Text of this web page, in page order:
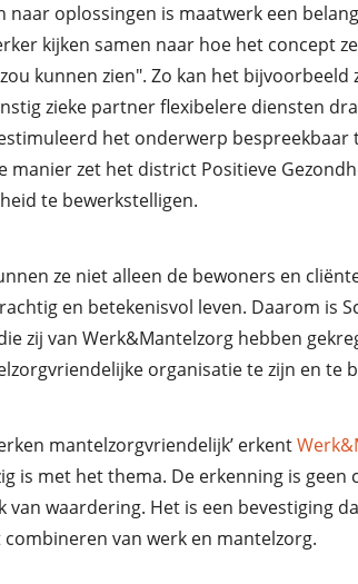
naar oplossingen is maatwerk een
kijken samen naar hoe het concept
kunnen zien". Zo kan het bijvoorbeeld
zieke partner flexibelere diensten
het onderwerp bespreekbaar
manier zet het district Positieve
te bewerkstelligen.
ze niet alleen de bewoners en
en betekenisvol leven. Daarom is
zij van Werk&Mantelzorg hebben
organisatie te zijn en te
mantelzorgvriendelijk’ erkent
is met het thema. De erkenning is geen
van waardering. Het is een bevestiging
van werk en mantelzorg.